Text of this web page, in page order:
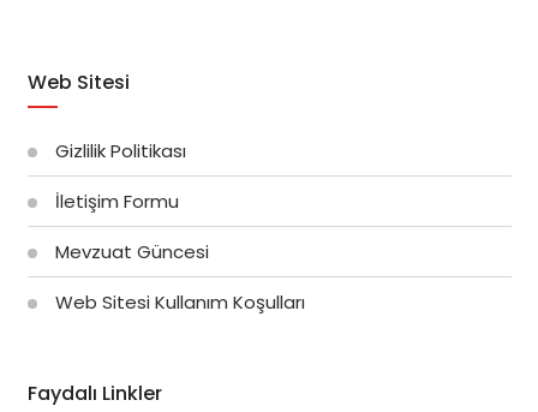
Web Sitesi
Gizlilik Politikası
İletişim Formu
Mevzuat Güncesi
Web Sitesi Kullanım Koşulları
Faydalı Linkler